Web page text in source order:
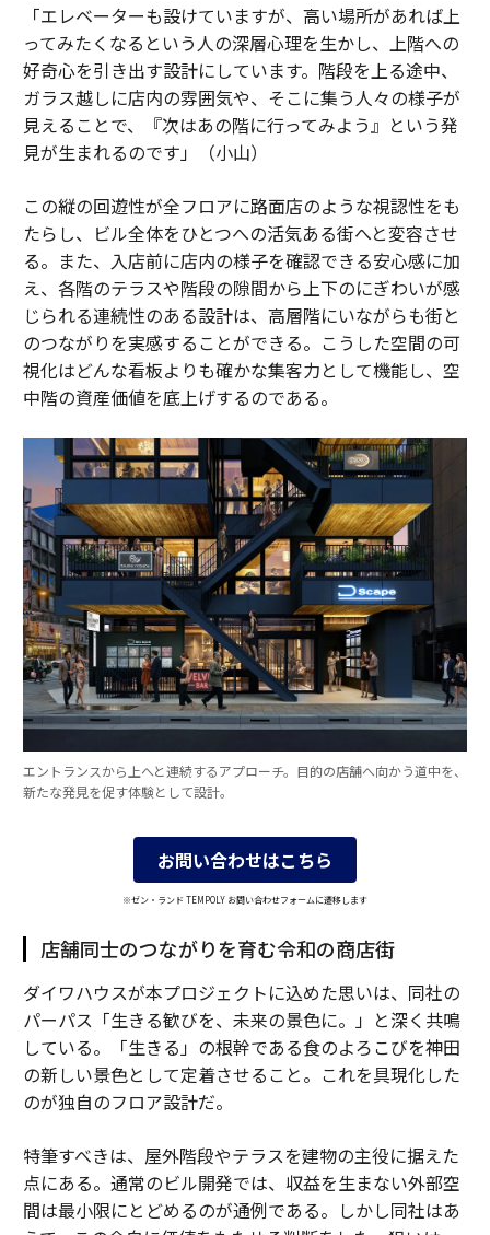
「エレベーターも設けていますが、高い場所があれば上
ってみたくなるという人の深層心理を生かし、上階への
好奇心を引き出す設計にしています。階段を上る途中、
ガラス越しに店内の雰囲気や、そこに集う人々の様子が
見えることで、『次はあの階に行ってみよう』という発
見が生まれるのです」（小山）
この縦の回遊性が全フロアに路面店のような視認性をも
たらし、ビル全体をひとつへの活気ある街へと変容させ
る。また、入店前に店内の様子を確認できる安心感に加
え、各階のテラスや階段の隙間から上下のにぎわいが感
じられる連続性のある設計は、高層階にいながらも街と
のつながりを実感することができる。こうした空間の可
視化はどんな看板よりも確かな集客力として機能し、空
中階の資産価値を底上げするのである。
エントランスから上へと連続するアプローチ。目的の店舗へ向かう道中を、
新たな発見を促す体験として設計。
お問い合わせはこちら
※ゼン・ランド TEMPOLY お問い合わせフォームに遷移します
店舗同士のつながりを育む令和の商店街
ダイワハウスが本プロジェクトに込めた思いは、同社の
パーパス「生きる歓びを、未来の景色に。」と深く共鳴
している。「生きる」の根幹である食のよろこびを神田
の新しい景色として定着させること。これを具現化した
のが独自のフロア設計だ。
特筆すべきは、屋外階段やテラスを建物の主役に据えた
点にある。通常のビル開発では、収益を生まない外部空
間は最小限にとどめるのが通例である。しかし同社はあ